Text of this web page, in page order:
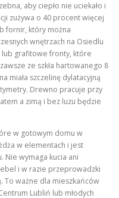
aby ciepło nie uciekało i
zużywa o 40 procent więcej
fornir, który można
wnętrzach na Osiedlu
lub grafitowe fronty, które
ze szkła hartowanego 8
miała szczelinę dylatacyjną
Drewno pracuje przy
a zimą i bez luzu będzie
w gotowym domu w
w elementach i jest
Nie wymaga kucia ani
i w razie przeprowadzki
To ważne dla mieszkańców
Lubliń lub młodych